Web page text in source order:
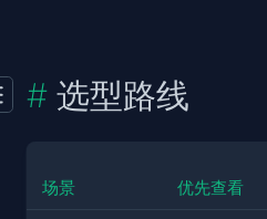
选型路线
场景 优先查看